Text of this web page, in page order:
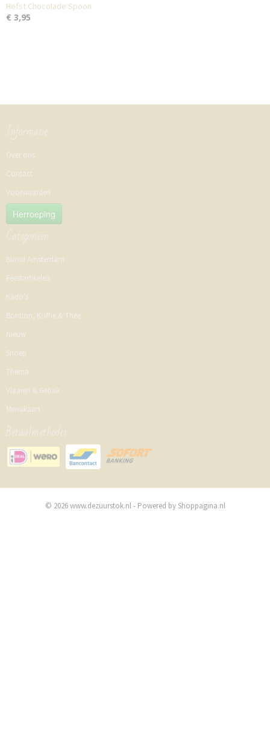
Hefst Chocolade Spoon
€ 3,95
Informatie
Over ons
Contact
Voorwaarden
Herroeping
Categorieën
Blond Amsterdam
Feestartikelen
Kado's
Bonbon, Koffie & Thee
Nieuw
Snoep
Thema
Vlaaien & Gebak
Menukaart
Betaalmethodes
© 2026 www.dezuurstok.nl - Powered by Shoppagina.nl